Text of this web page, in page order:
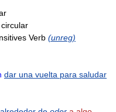
circular
Verb (unreg)
dar una vuelta para saludar